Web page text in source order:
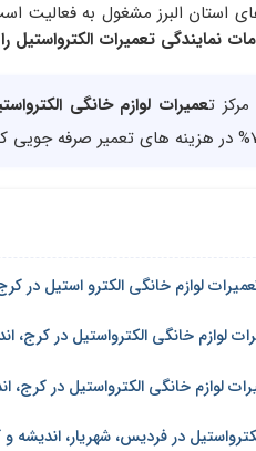
استان البرز مشغول به فعالیت
نمایندگی تعمیرات الکترواستیل
تعمیرات لوازم خانگی
لوازم خانگی الکترو استیل در
لوازم خانگی الکترواستیل در کرج،
لوازم خانگی الکترواستیل در
در فردیس، شهریار، اندیشه